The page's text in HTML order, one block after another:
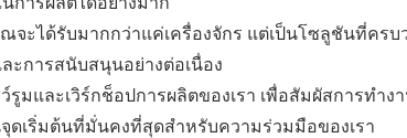
ณจะได้รับมากกว่าแค่เครื่องจักร แต่เป็นโซลูชันที่ค
ะการสนับสนุนอย่างต่อเนื่อง
รูมและเวิร์กช็อปการผลิตของเรา เพื่อสัมผัสการท
ดเริ่มต้นที่มั่นคงที่สุดสำหรับความร่วมมือของเรา